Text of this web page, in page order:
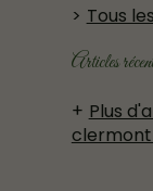
Tous
Articles
Plus